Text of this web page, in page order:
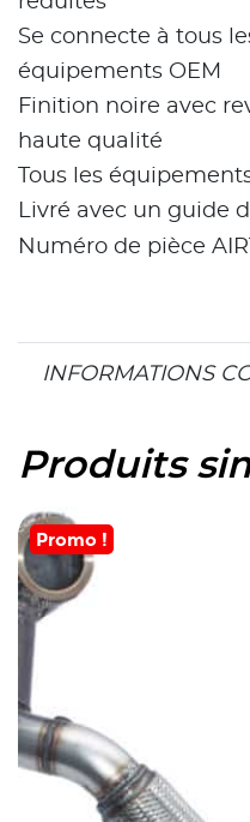
Se connecte à tous
équipements OEM
Finition noire avec
haute qualité
Tous les
Livré avec un guide
Numéro de pièce
INFORMATIONS
Produits
Promo !